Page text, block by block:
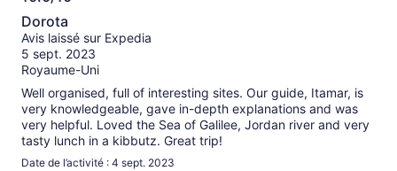
10.0
sur
10
Dorota
Avis laissé sur Expedia
5 sept. 2023
Royaume-Uni
Well organised, full of interesting sites. Our guide, Itamar, is
very knowledgeable, gave in-depth explanations and was
very helpful. Loved the Sea of Galilee, Jordan river and very
tasty lunch in a kibbutz. Great trip!
Date de l’activité : 4 sept. 2023